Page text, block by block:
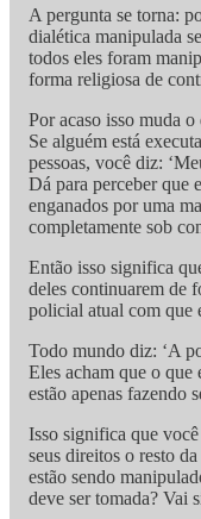
A pergunta se torna:
dialética manipulada
todos eles foram
forma religiosa de
Por acaso isso muda o
Se alguém está
pessoas, você diz:
Dá para perceber que
enganados por uma
completamente sob
Então isso significa
deles continuarem de
policial atual com que
Todo mundo diz: ‘A
Eles acham que o que
estão apenas fazendo
Isso significa que
seus direitos o resto
estão sendo
deve ser tomada? Vai